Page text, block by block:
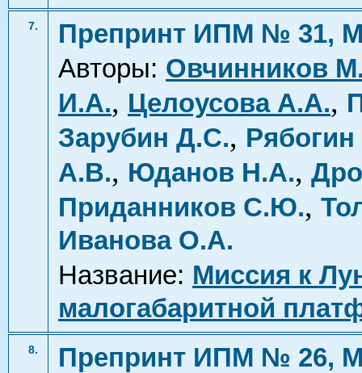
7.
Препринт ИПМ № 31,
Авторы: Овчинников
И.А., Целоусова А.А.,
Зарубин Д.С.,
А.В., Юданов Н.А.,
Приданников С.Ю.,
Иванова О.А.
Название: Миссия к
малогабаритной
8.
Препринт ИПМ № 26,